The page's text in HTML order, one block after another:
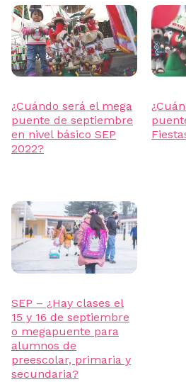
¿Cuándo será el mega
puente de septiembre
en nivel básico SEP
2022?
SEP – ¿Hay clases el
15 y 16 de septiembre
o megapuente para
alumnos de
preescolar, primaria y
secundaria?